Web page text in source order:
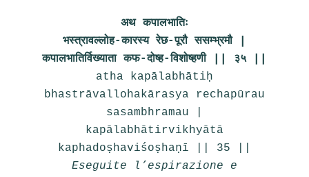
अथ कपालभातिः
भस्त्रावल्लोह-कारस्य रेछ-पूरौ ससम्भ्रमौ |
कपालभातिर्विख्याता कफ-दोष्ह-विशोष्हणी || ३५ ||
atha kapālabhātiḥ
bhastrāvallohakārasya rechapūrau
sasambhramau |
kapālabhātirvikhyātā
kaphadoṣhaviśoṣhaṇī || 35 ||
Eseguite l’espirazione e